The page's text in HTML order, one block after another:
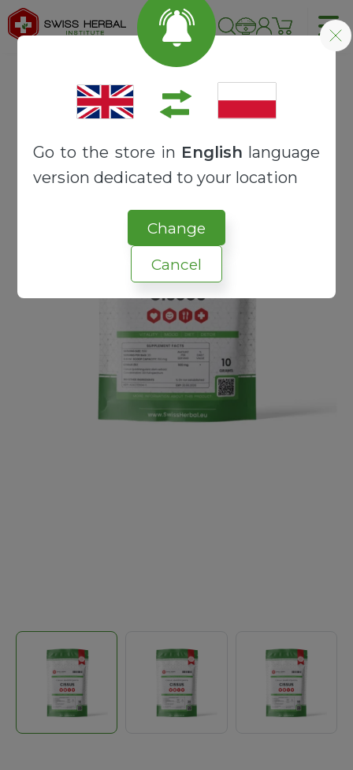
Go to the store in English language
version dedicated to your location
Change
Cancel
Strona główna SUROWCE
EKSTRAKTY
Cissus ekstrakt 20:1 | Cissus quadrangularis